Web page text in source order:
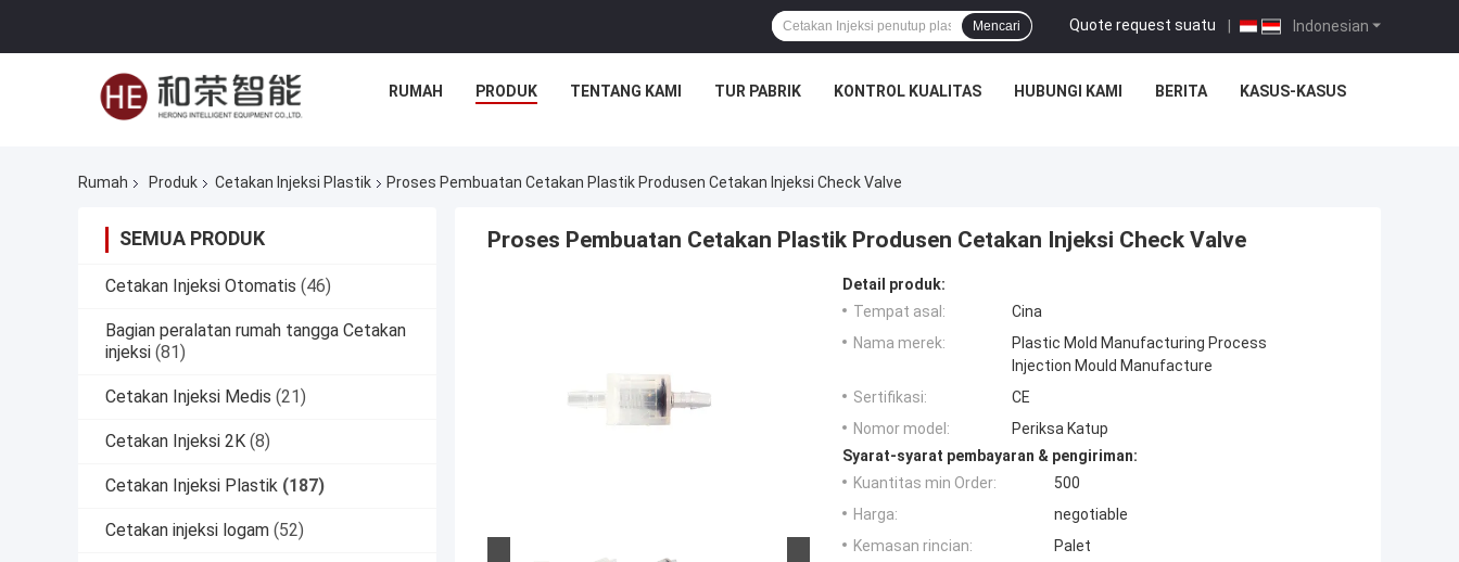
Indonesian
Quote request suatu |
Mencari
RUMAH PRODUK TENTANG KAMI TUR PABRIK KONTROL KUALITAS HUBUNGI KAMI BERITA KASUS-KASUS
Rumah Produk Cetakan Injeksi Plastik Proses Pembuatan Cetakan Plastik Produsen Cetakan Injeksi Check Valve
SEMUA PRODUK
Cetakan Injeksi Otomatis (46)
Bagian peralatan rumah tangga Cetakan
injeksi (81)
Cetakan Injeksi Medis (21)
Cetakan Injeksi 2K (8)
Cetakan Injeksi Plastik (187)
Cetakan injeksi logam (52)
Proses Pembuatan Cetakan Plastik Produsen Cetakan Injeksi Check Valve
Detail produk:
Tempat asal:
Cina
Nama merek:
Plastic Mold Manufacturing Process
Injection Mould Manufacture
Sertifikasi:
CE
Nomor model:
Periksa Katup
Syarat-syarat pembayaran & pengiriman:
Kuantitas min Order:
500
Harga:
negotiable
Kemasan rincian:
Palet